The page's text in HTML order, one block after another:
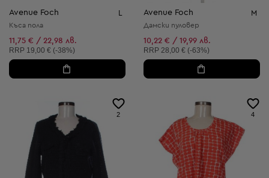
Avenue Foch
Къса пола
11,75 € / 22,98 лв.
Препоръчителна цена:
RRP 19,00 € (-38%)
Avenue Foch M
Дамски пуловер
10,22 € / 19,99 лв.
Препоръчителна цена:
RRP 28,00 € (-63%)
2 4